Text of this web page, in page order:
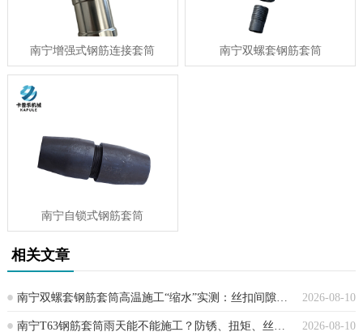
南宁增强式钢筋连接套筒 南宁双螺套钢筋套筒
南宁自锁式钢筋套筒
相关文章
2026-08-10
南宁双螺套钢筋套筒高温施工“缩水”实测：丝扣间隙、扭矩衰减、抗拉强度全数据曝光
2026-08-10
南宁T63钢筋套筒雨天能不能施工？防锈、扭矩、丝头保护的3个关键点一次说清